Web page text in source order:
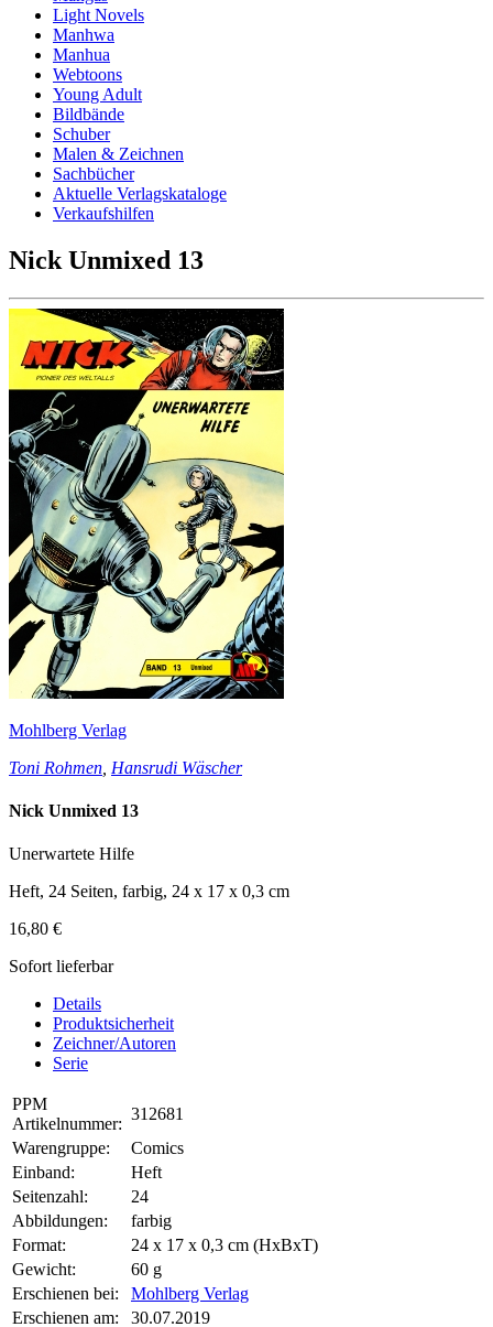
Light Novels
Manhwa
Manhua
Webtoons
Young Adult
Bildbände
Schuber
Malen & Zeichnen
Sachbücher
Aktuelle Verlagskataloge
Verkaufshilfen
Nick Unmixed 13
Mohlberg Verlag
Toni Rohmen Hansrudi Wäscher
Nick Unmixed 13
Unerwartete Hilfe
Heft, 24 Seiten, farbig, 24 x 17 x 0,3 cm
16,80 €
Sofort lieferbar
Details
Produktsicherheit
Zeichner/Autoren
Serie
PPM
Artikelnummer:
312681
Warengruppe:
Comics
Einband:
Heft
Seitenzahl:
24
Abbildungen:
farbig
Format:
24 x 17 x 0,3 cm (HxBxT)
Gewicht:
60 g
Erschienen bei:
Mohlberg Verlag
Erschienen am:
30.07.2019